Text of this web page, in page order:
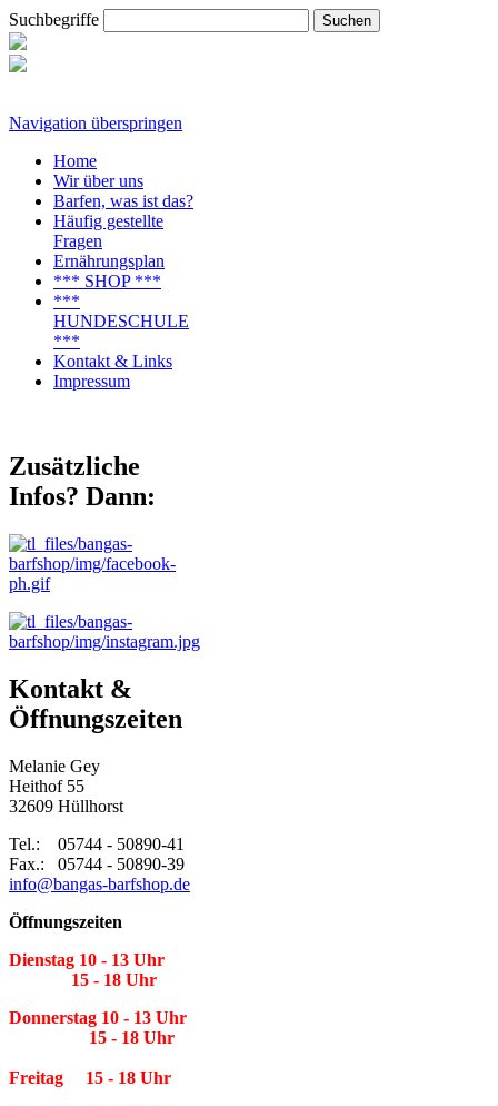
Suchbegriffe
Navigation überspringen
Home
Wir über uns
Barfen, was ist das?
Häufig gestellte
Fragen
Ernährungsplan
*** SHOP ***
***
HUNDESCHULE
***
Kontakt & Links
Impressum
Zusätzliche
Infos? Dann:
Kontakt &
Öffnungszeiten
Melanie Gey
Heithof 55
32609 Hüllhorst
Tel.: 05744 - 50890-41
Fax.: 05744 - 50890-39
info@bangas-barfshop.de
Öffnungszeiten
Dienstag 10 - 13 Uhr
15 - 18 Uhr
Donnerstag 10 - 13 Uhr
15 - 18 Uhr
Freitag 15 - 18 Uhr